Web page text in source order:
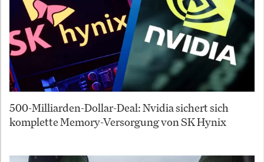
500-Milliarden-Dollar-Deal: Nvidia sichert sich
komplette Memory-Versorgung von SK Hynix